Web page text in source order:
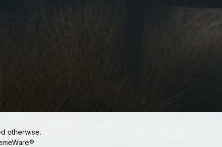
otherwise.